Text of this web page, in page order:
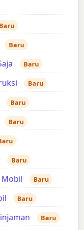
Baru
Baru
Baru
Baru
Baru
Baru
Baru
Baru
Baru
Baru